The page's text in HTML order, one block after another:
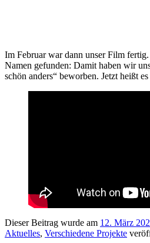
Im Februar war dann unser Film
Namen gefunden: Damit haben wir
schön anders“ beworben. Jetzt heißt
Dieser Beitrag wurde am 12. März
Aktuelles, Verschiedene Projekte